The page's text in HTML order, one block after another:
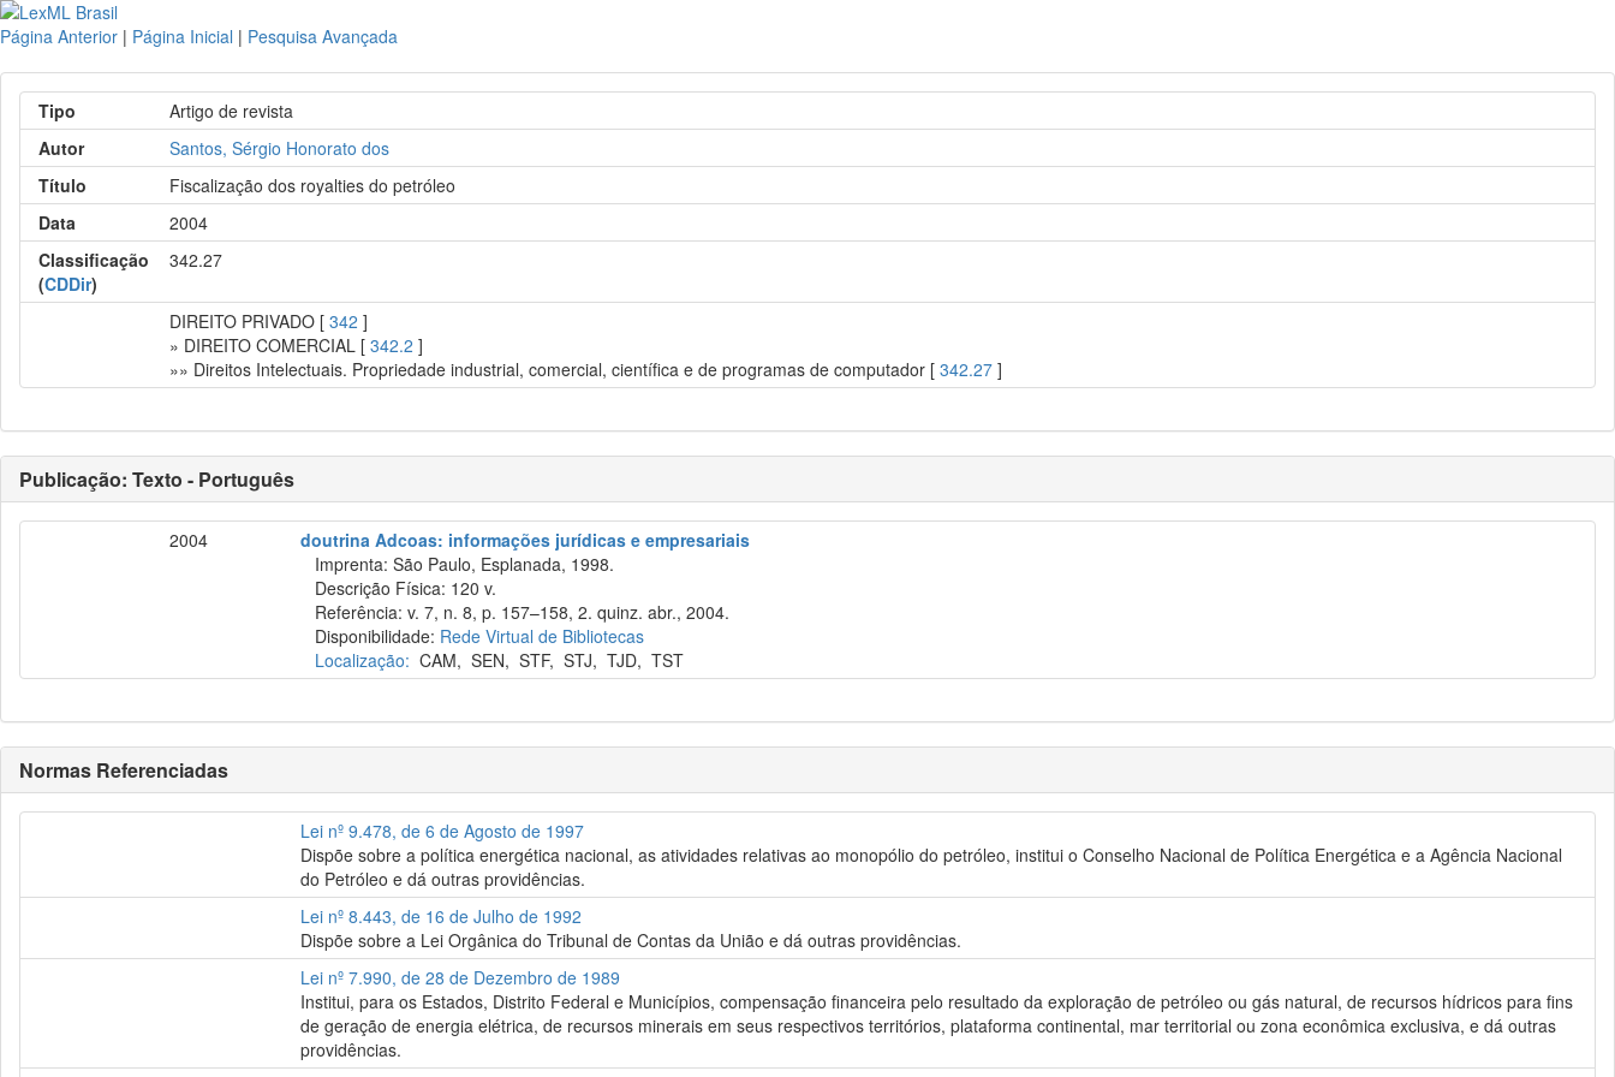
Página Anterior | Página Inicial | Pesquisa Avançada
Tipo
Artigo de revista
Autor
Santos, Sérgio Honorato dos
Título
Fiscalização dos royalties do petróleo
Data
2004
Classificação
(CDDir)
342.27
DIREITO PRIVADO [342 ]
» DIREITO COMERCIAL [342.2 ]
»» Direitos Intelectuais. Propriedade industrial, comercial, científica e de programas de computador [342.27 ]
Publicação: Texto - Português
2004
doutrina Adcoas: informações jurídicas e empresariais
Imprenta: São Paulo, Esplanada, 1998.
Descrição Física: 120 v.
Referência: v. 7, n. 8, p. 157–158, 2. quinz. abr., 2004.
Disponibilidade: Rede Virtual de Bibliotecas
Localização: CAM,SEN,STF,STJ,TJD,TST
Normas Referenciadas
Lei nº 9.478, de 6 de Agosto de 1997
Dispõe sobre a política energética nacional, as atividades relativas ao monopólio do petróleo, institui o Conselho Nacional de Política Energética e a Agência Nacional
do Petróleo e dá outras providências.
Lei nº 8.443, de 16 de Julho de 1992
Dispõe sobre a Lei Orgânica do Tribunal de Contas da União e dá outras providências.
Lei nº 7.990, de 28 de Dezembro de 1989
Institui, para os Estados, Distrito Federal e Municípios, compensação financeira pelo resultado da exploração de petróleo ou gás natural, de recursos hídricos para fins
de geração de energia elétrica, de recursos minerais em seus respectivos territórios, plataforma continental, mar territorial ou zona econômica exclusiva, e dá outras
providências.